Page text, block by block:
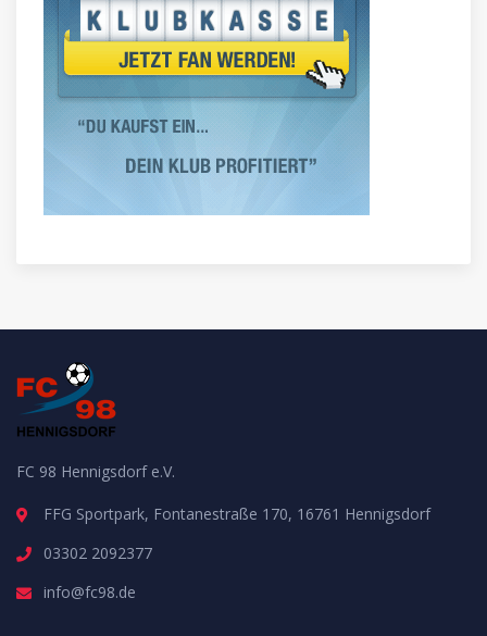
FC 98 Hennigsdorf e.V.
FFG Sportpark, Fontanestraße 170, 16761 Hennigsdorf
03302 2092377
info@fc98.de